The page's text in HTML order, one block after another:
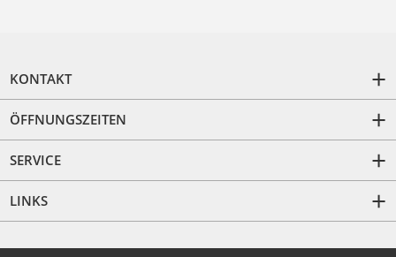
KONTAKT
ÖFFNUNGSZEITEN
SERVICE
LINKS